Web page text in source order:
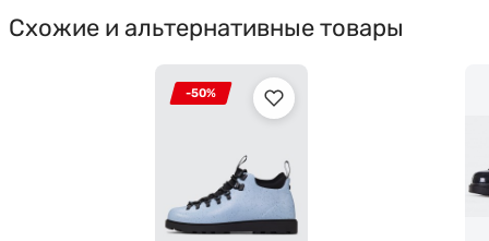
Схожие и альтернативные товары
-50%